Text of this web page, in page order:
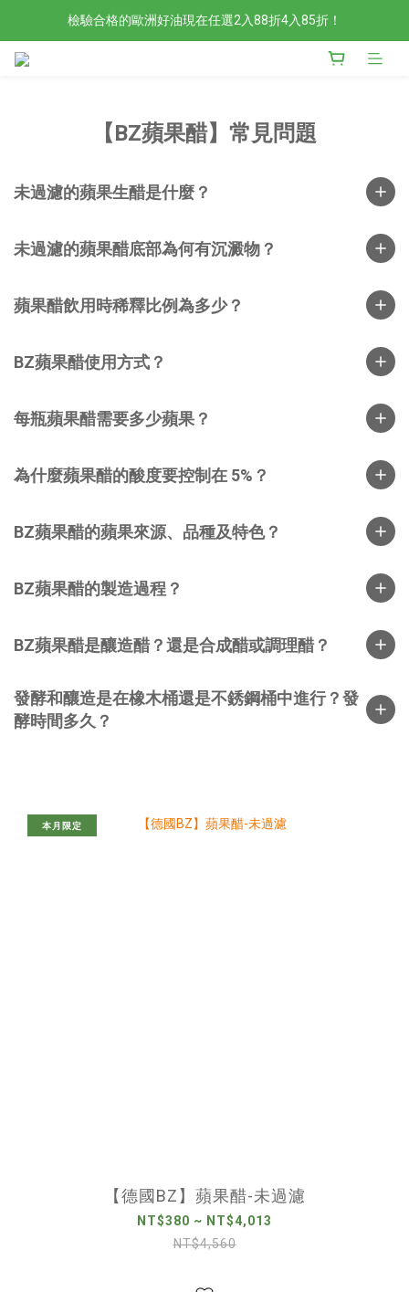
檢驗合格的歐洲好油現在任選2入88折4入85折！
檢驗合格的歐洲好油現在任選2入88折4入85折！
現在官網滿額贈日本有機柚子和風醬！滿越多送越多
檢驗合格的歐洲好油現在任選2入88折4入85折！
【BZ蘋果醋】常見問題
未過濾的蘋果生醋是什麼？
未過濾的蘋果醋底部為何有沉澱物？
蘋果醋飲用時稀釋比例為多少？
BZ蘋果醋使用方式？
每瓶蘋果醋需要多少蘋果？
為什麼蘋果醋的酸度要控制在 5%？
BZ蘋果醋的蘋果來源、品種及特色？
BZ蘋果醋的製造過程？
BZ蘋果醋是釀造醋？還是合成醋或調理醋？
發酵和釀造是在橡木桶還是不銹鋼桶中進行？發
酵時間多久？
本月限定
【德國BZ】蘋果醋-未過濾
NT$380 ~ NT$4,013
NT$4,560